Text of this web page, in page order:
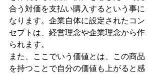
合う対価を支払い購入するという事に
なります。企業自体に設定されたコン
セプトは、経営理念や企業理念から作
られます。
また、ここでいう価値とは、この商品
を持つことで自分の価値も上がると感